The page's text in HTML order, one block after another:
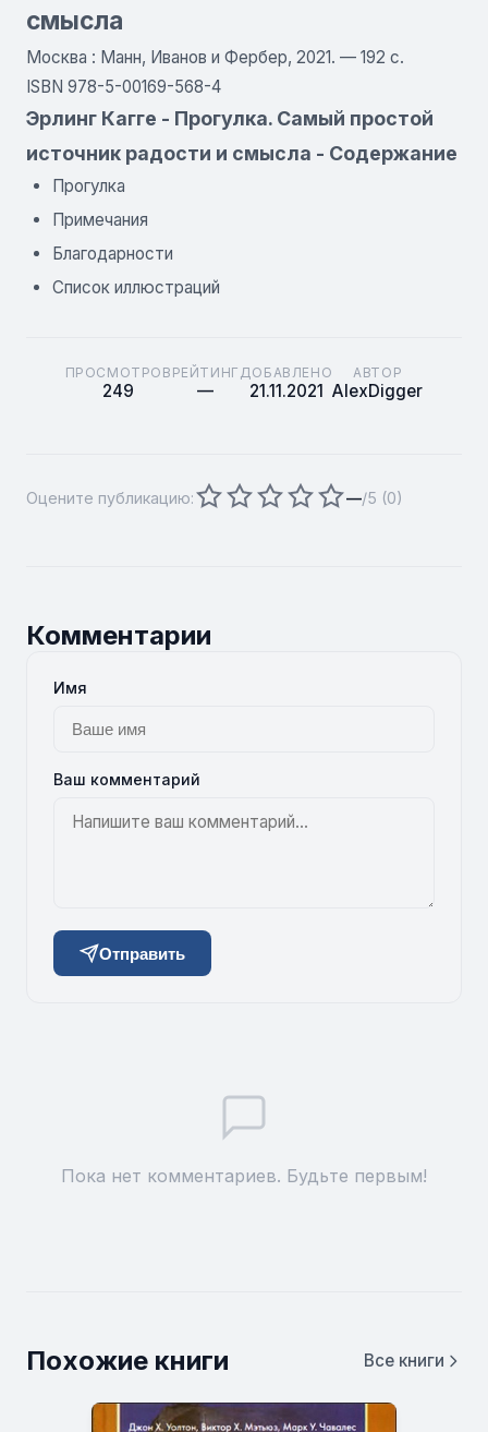
смысла
Москва : Манн, Иванов и Фербер, 2021. — 192 с.
ISBN 978-5-00169-568-4
Эрлинг Кагге - Прогулка. Самый простой
источник радости и смысла - Содержание
Прогулка
Примечания
Благодарности
Список иллюстраций
ПРОСМОТРОВ
249
РЕЙТИНГ
—
ДОБАВЛЕНО
21.11.2021
АВТОР
AlexDigger
Оцените публикацию: —/5 (0)
Комментарии
Имя
Ваш комментарий
Отправить
Пока нет комментариев. Будьте первым!
Похожие книги Все книги